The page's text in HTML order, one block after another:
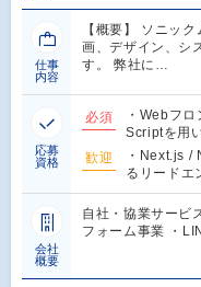
仕事
内容
【概要】 ソニッ
画、デザイン、シ
す。 弊社に…
応募
資格
必須
・Webフ
Scriptを用
歓迎
・Next.js /
るリードエ
会社
概要
自社・協業サービ
フォーム事業 ・